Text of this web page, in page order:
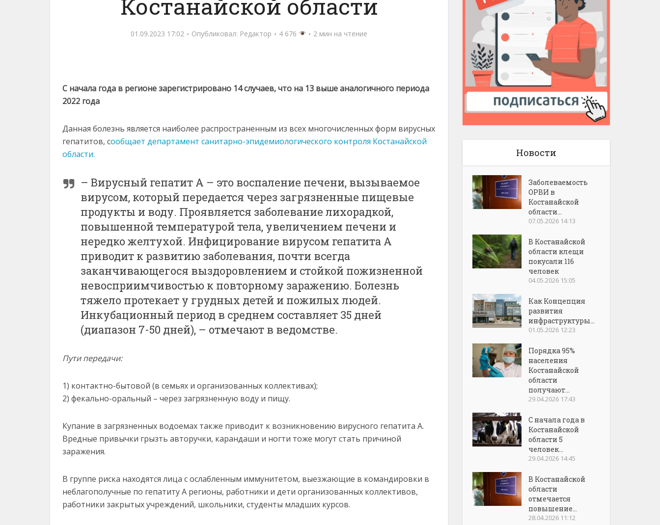
Костанайской области
01.09.2023 17:02 Опубликовал: Редактор 4 676 2 мин на чтение
С начала года в регионе зарегистрировано 14 случаев, что на 13 выше аналогичного периода
2022 года
Данная болезнь является наиболее распространенным из всех многочисленных форм вирусных
гепатитов, сообщает департамент санитарно-эпидемиологического контроля Костанайской
области.
– Вирусный гепатит А – это воспаление печени, вызываемое
вирусом, который передается через загрязненные пищевые
продукты и воду. Проявляется заболевание лихорадкой,
повышенной температурой тела, увеличением печени и
нередко желтухой. Инфицирование вирусом гепатита А
приводит к развитию заболевания, почти всегда
заканчивающегося выздоровлением и стойкой пожизненной
невосприимчивостью к повторному заражению. Болезнь
тяжело протекает у грудных детей и пожилых людей.
Инкубационный период в среднем составляет 35 дней
(диапазон 7-50 дней), – отмечают в ведомстве.
Пути передачи:
1) контактно-бытовой (в семьях и организованных коллективах);
2) фекально-оральный – через загрязненную воду и пищу.
Купание в загрязненных водоемах также приводит к возникновению вирусного гепатита А.
Вредные привычки грызть авторучки, карандаши и ногти тоже могут стать причиной
заражения.
В группе риска находятся лица с ослабленным иммунитетом, выезжающие в командировки в
неблагополучные по гепатиту А регионы, работники и дети организованных коллективов,
работники закрытых учреждений, школьники, студенты младших курсов.
Новости
Заболеваемость
ОРВИ в
Костанайской
области...
07.05.2026 14:13
В Костанайской
области клещи
покусали 116
человек
04.05.2026 15:05
Как Концепция
развития
инфраструктуры...
01.05.2026 12:23
Порядка 95%
населения
Костанайской
области
получают...
29.04.2026 17:43
С начала года в
Костанайской
области 5
человек...
29.04.2026 14:45
В Костанайской
области
отмечается
повышение...
28.04.2026 11:12